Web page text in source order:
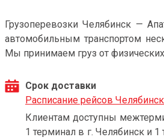
Грузоперевозки Челябинск —
автомобильным транспортом
Мы принимаем груз от
Срок доставки
Расписание рейсов
Клиентам доступны
1 терминал в г. Челябинск и 1